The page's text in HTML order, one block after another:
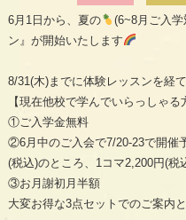
6月1日から、夏の
(6~8月ご入
ン』が開始いたします
8/31(木)までに体験レッスンを経
【現在他校で学んでいらっしゃる
①ご入学金無料
②6月中のご入会で7/20-23で開催
(税込)のところ、1コマ2,200円(税
③お月謝初月半額
大変お得な3点セットでのご案内